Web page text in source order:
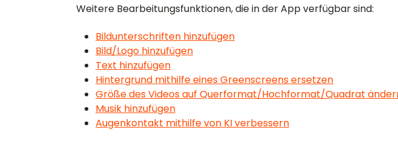
Weitere Bearbeitungsfunktionen, die in der App verfügbar sind:
Bildunterschriften hinzufügen
Bild/Logo hinzufügen
Text hinzufügen
Hintergrund mithilfe eines Greenscreens ersetzen
Größe des Videos auf Querformat/Hochformat/Quadrat
Musik hinzufügen
Augenkontakt mithilfe von KI verbessern